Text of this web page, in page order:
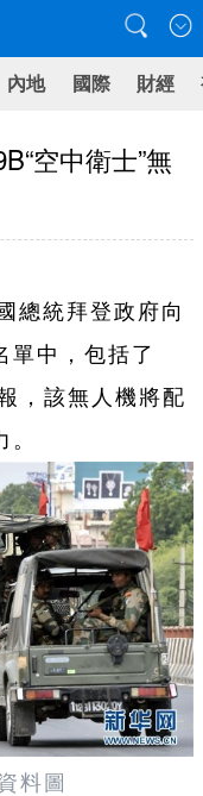
內地 國際 財經
空中衛士”無
總統拜登政府向
單中，包括了
，該無人機將配
料圖